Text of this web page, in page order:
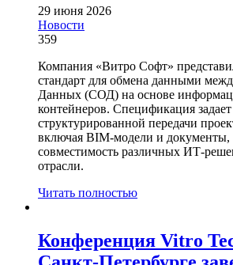
29 июня 2026
Новости
359
Компания «Витро Софт»
стандарт для обмена данными
Данных (СОД) на основе
контейнеров. Спецификация
структурированной передачи
включая BIM-модели и документы,
совместимость различных ИТ-
отрасли.
Читать полностью
Конференция Vitro